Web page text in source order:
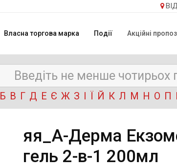
Власна торгова марка Події Акційні
Б В Г Д Е Є Ж З І Ї Й К Л М Н О П
яя_А-Дерма
гель 2-в-1 200мл